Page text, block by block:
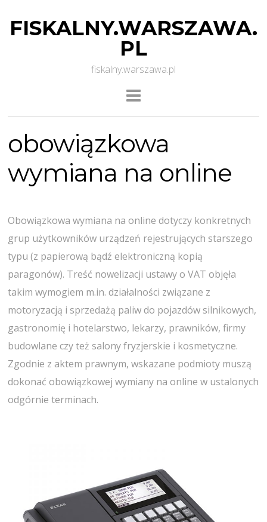
FISKALNY.WARSZAWA.
PL
fiskalny.warszawa.pl
obowiązkowa
wymiana na online
Obowiązkowa wymiana na online dotyczy konkretnych
grup użytkowników urządzeń rejestrujących starszego
typu (z papierową bądź elektroniczną kopią
paragonów). Treść nowelizacji ustawy o VAT objęła
takim wymogiem m.in. działalności związane z
motoryzacją i sprzedażą paliw do pojazdów silnikowych,
gastronomię i hotelarstwo, lekarzy, prawników, firmy
budowlane czy też salony fryzjerskie i kosmetyczne.
Zgodnie z aktem prawnym, wskazane podmioty muszą
dokonać obowiązkowej wymiany na online w ustalonych
odgórnie terminach.